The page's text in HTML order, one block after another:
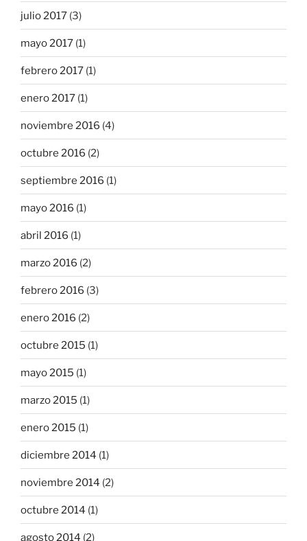
julio 2017 (3)
mayo 2017 (1)
febrero 2017 (1)
enero 2017 (1)
noviembre 2016 (4)
octubre 2016 (2)
septiembre 2016 (1)
mayo 2016 (1)
abril 2016 (1)
marzo 2016 (2)
febrero 2016 (3)
enero 2016 (2)
octubre 2015 (1)
mayo 2015 (1)
marzo 2015 (1)
enero 2015 (1)
diciembre 2014 (1)
noviembre 2014 (2)
octubre 2014 (1)
agosto 2014 (2)